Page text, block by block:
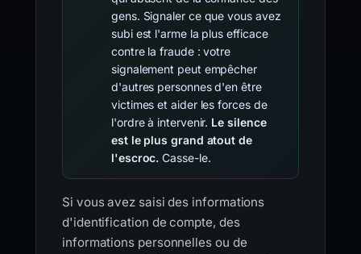
gens. Signaler ce que vous avez
subi est l'arme la plus efficace
contre la fraude : votre
signalement peut empêcher
d'autres personnes d'en être
victimes et aider les forces de
l'ordre à intervenir. Le silence
est le plus grand atout de
l'escroc. Casse-le.
Si vous avez saisi des informations
d'identification de compte, des
informations personnelles ou de